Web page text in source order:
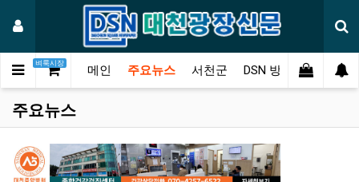
벼룩시장
메인 주요뉴스 서천군 DSN 방송 오피니언
주요뉴스